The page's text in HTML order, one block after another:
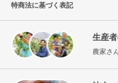
特商法に基づく表記
生産
農家さ